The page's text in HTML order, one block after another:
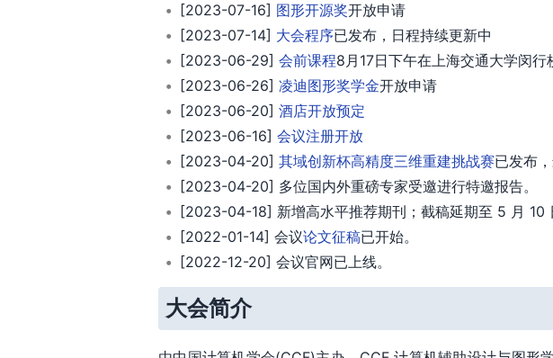
[2023-07-16] 图形开源奖开放申请
[2023-07-14] 大会程序已发布，日程持续更新中
[2023-06-29] 会前课程8月17日下午在上海交通大学闵行
[2023-06-26] 凌迪图形奖学金开放申请
[2023-06-20] 酒店开放预定
[2023-06-16] 会议注册开放
[2023-04-20] 其域创新杯高精度三维重建挑战赛已发布
[2023-04-20] 多位国内外重磅专家受邀进行特邀报告。
[2023-04-18] 新增高水平推荐期刊；截稿延期至 5 月 10
[2022-01-14] 会议论文征稿已开始。
[2022-12-20] 会议官网已上线。
大会简介